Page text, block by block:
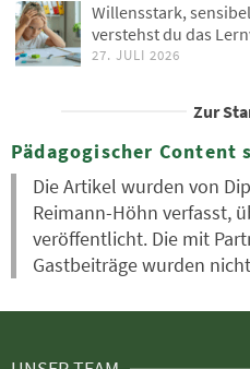
Willensstark,
verstehst du das
27. JULI 2026
Zur
Pädagogischer Content
Die Artikel wurden von
Reimann-Höhn verfasst,
veröffentlicht. Die mit
Gastbeiträge wurden